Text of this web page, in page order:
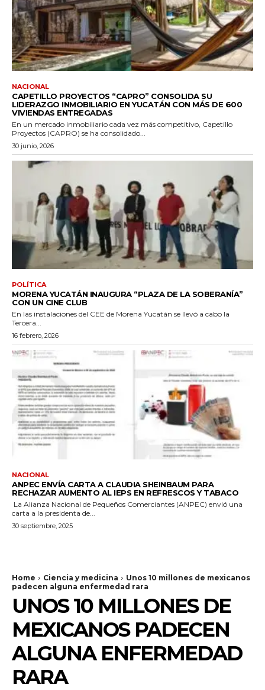
NACIONAL
CAPETILLO PROYECTOS “CAPRO” CONSOLIDA SU
LIDERAZGO INMOBILIARIO EN YUCATÁN CON MÁS DE 600
VIVIENDAS ENTREGADAS
En un mercado inmobiliario cada vez más competitivo, Capetillo
Proyectos (CAPRO) se ha consolidado...
30 junio, 2026
POLÍTICA
MORENA YUCATÁN INAUGURA “PLAZA DE LA SOBERANÍA”
CON UN CINE CLUB
En las instalaciones del CEE de Morena Yucatán se llevó a cabo la
Tercera...
16 febrero, 2026
NACIONAL
ANPEC ENVÍA CARTA A CLAUDIA SHEINBAUM PARA
RECHAZAR AUMENTO AL IEPS EN REFRESCOS Y TABACO
La Alianza Nacional de Pequeños Comerciantes (ANPEC) envió una
carta a la presidenta de...
30 septiembre, 2025